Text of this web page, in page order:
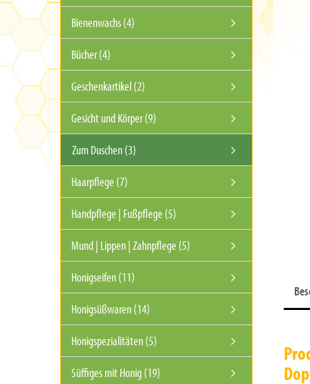
Bienenwachs (4)
Bücher (4)
Geschenkartikel (2)
Gesicht und Körper (9)
Zum Duschen (3)
Haarpflege (7)
Handpflege | Fußpflege (5)
Mund | Lippen | Zahnpflege (5)
Honigseifen (11)
Honigsüßwaren (14)
Honigspezialitäten (5)
Süffiges mit Honig (19)